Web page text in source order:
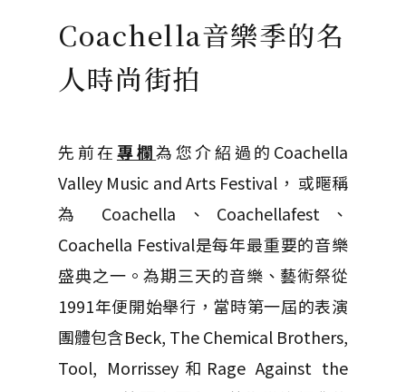
Coachella音樂季的名
人時尚街拍
先前在專欄為您介紹過的Coachella
Valley Music and Arts Festival， 或暱稱
為 Coachella、Coachellafest、
Coachella Festival是每年最重要的音樂
盛典之一。為期三天的音樂、藝術祭從
1991年便開始舉行，當時第一屆的表演
團體包含Beck, The Chemical Brothers,
Tool, Morrissey和Rage Against the